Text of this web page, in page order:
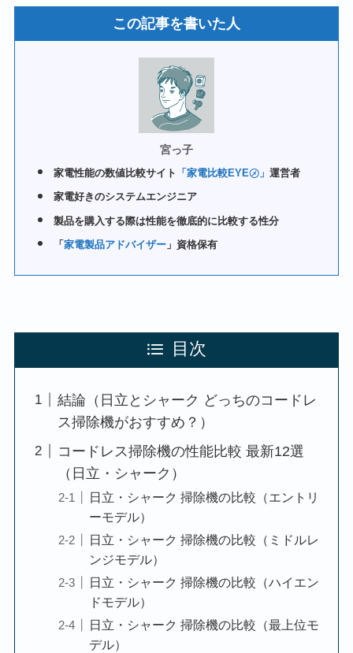
この記事を書いた人
宮っ子
家電性能の数値比較サイト 「家電比較EYE㋱」運営者
家電好きのシステムエンジニア
製品を購入する際は性能を徹底的に比較する性分
「家電製品アドバイザー 」資格保有
目次
結論（日立とシャーク どっちのコードレ
ス掃除機がおすすめ？）
コードレス掃除機の性能比較 最新12選
（日立・シャーク）
日立・シャーク 掃除機の比較（エントリ
ーモデル）
日立・シャーク 掃除機の比較（ミドルレ
ンジモデル）
日立・シャーク 掃除機の比較（ハイエン
ドモデル）
日立・シャーク 掃除機の比較（最上位モ
デル）